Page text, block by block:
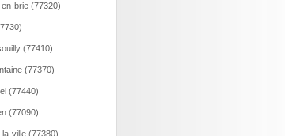
brie (77320)
(77410)
(77370)
(77440)
(77090)
la-ville (77380)